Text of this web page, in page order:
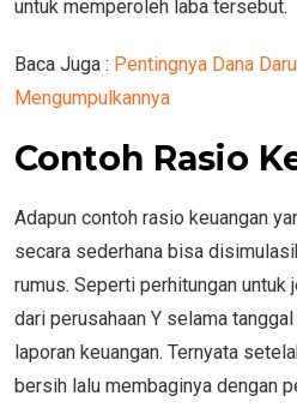
untuk memperoleh laba tersebut.
Baca Juga : Pentingnya Dana
Mengumpulkannya
Contoh Rasio
Adapun contoh rasio keuangan
secara sederhana bisa
rumus. Seperti perhitungan untuk
dari perusahaan Y selama
laporan keuangan. Ternyata
bersih lalu membaginya dengan